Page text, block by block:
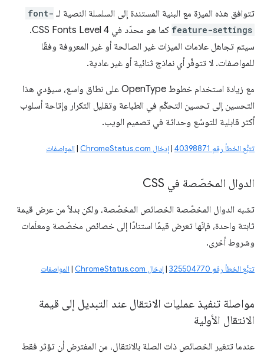
تتوافق هذه الميزة مع البنية المستندة إلى السلسلة النصية لـ font-
feature-settings
كما هو محدّد في CSS Fonts Level 4.
سيتم تجاهل علامات الميزات غير الصالحة أو غير المعروفة وفقًا
للمواصفات. لا تتوفّر أي نماذج ثنائية أو غير عادية.
مع زيادة استخدام خطوط OpenType على نطاق واسع، سيؤدي هذا
التحسين إلى تحسين التحكّم في الطباعة وتقليل التكرار وإتاحة أسلوب
أكثر قابلية للتوسّع وحداثة في تصميم الويب.
تتبُّع الخطأ رقم 40398871 |إدخال ChromeStatus.com |المواصفات
الدوال المخصّصة في CSS
تشبه الدوال المخصّصة الخصائص المخصّصة، ولكن بدلاً من عرض قيمة
ثابتة واحدة، فإنّها تعرض قيمًا استنادًا إلى خصائص مخصّصة ومعلَمات
وشروط أخرى.
تتبُّع الخطأ رقم 325504770 |إدخال ChromeStatus.com |المواصفات
مواصلة تنفيذ عمليات الانتقال عند التبديل إلى قيمة
الانتقال الأولية
عندما تتغير الخصائص ذات الصلة بالانتقال، من المفترض أن تؤثر فقط